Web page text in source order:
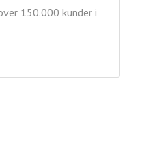
150.000 kunder i